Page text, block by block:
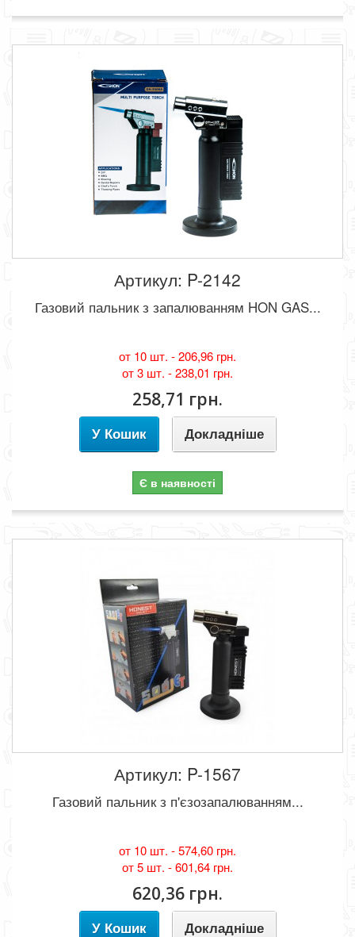
Артикул: P-2142
Газовий пальник з запалюванням HON GAS...
от 10 шт. -206,96 грн.
от 3 шт. -238,01 грн.
258,71 грн.
У Кошик Докладніше
Є в наявності
Артикул: P-1567
Газовий пальник з п'єзозапалюванням...
от 10 шт. -574,60 грн.
от 5 шт. -601,64 грн.
620,36 грн.
У Кошик Докладніше